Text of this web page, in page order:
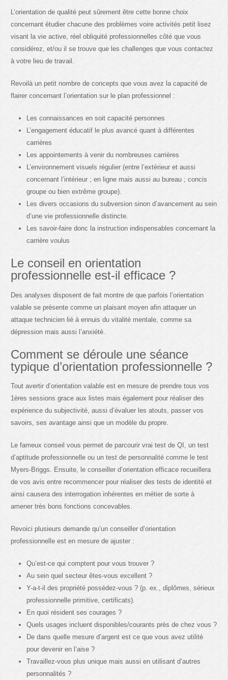
L’orientation de qualité peut sûrement être cette bonne choix
concernant étudier chacune des problèmes voire activités petit lisez
visant la vie active, réel obliquité professionnelles côté que vous
considérez, et/ou il se trouve que les challenges que vous contactez
à votre lieu de travail.
Revoilà un petit nombre de concepts que vous avez la capacité de
flairer concernant l’orientation sur le plan professionnel :
Les connaissances en soit capacité personnes
L’engagement éducatif le plus avancé quant à différentes
carrières
Les appointements à venir du nombreuses carrières
L’environnement visuels régulier (entre l’extérieur et aussi
concernant l’intérieur ; en ligne mais aussi au bureau ; concis
groupe ou bien extrême groupe).
Les divers occasions du subversion sinon d’avancement au sein
d’une vie professionnelle distincte.
Les savoir-faire donc la instruction indispensables concernant la
carrière voulus
Le conseil en orientation
professionnelle est-il efficace ?
Des analyses disposent de fait montre de que parfois l’orientation
valable se présente comme un plaisant moyen afin attaquer un
attaque technicien lié à ennuis du vitalité mentale, comme sa
dépression mais aussi l’anxiété.
Comment se déroule une séance
typique d’orientation professionnelle ?
Tout avertir d’orientation valable est en mesure de prendre tous vos
1ères sessions grace aux listes mais également pour réaliser des
expérience du subjectivité, aussi d’évaluer les atouts, passer vos
savoirs, ses avantage ainsi que un modèle du propre.
Le fameux conseil vous permet de parcourir vrai test de QI, un test
d’aptitude professionnelle ou un test de personnalité comme le test
Myers-Briggs. Ensuite, le conseiller d’orientation efficace recueillera
de vos avis entre recommencer pour réaliser des tests de identité et
ainsi causera des interrogation inhérentes en métier de sorte à
amener très bons fonctions concevables.
Revoici plusieurs demande qu’un conseiller d’orientation
professionnelle est en mesure de ajuster :
Qu’est-ce qui comptent pour vous trouver ?
Au sein quel secteur êtes-vous excellent ?
Y-a-t-il des propriété possédez-vous ? (p. ex., diplômes, sérieux
professionnelle primitive, certificats).
En quoi résident ses courages ?
Quels usages incluent disponibles/courants près de chez vous ?
De dans quelle mesure d’argent est ce que vous avez utilité
pour devenir en l’aise ?
Travaillez-vous plus unique mais aussi en utilisant d’autres
personnalités ?